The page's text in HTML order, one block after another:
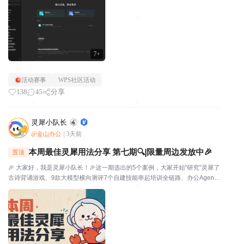
7+
视。⭐关于WPS社区WPS社区（bbs.wps....
活动赛事 WPS社区活动
138 45 分享
灵犀小队长
@金山办公 3天前
置顶 本周最佳灵犀用法分享 第七期🔍|限量周边发放中🎉
🎉 大家好，我是灵犀小队长！🎉这一期选出的5个案例，大家开始"研究"灵犀了
古诗背诵游戏、9款大模型横向测评7个自建技能串起培训全链路、办公Agent
同台对比甚至灵犀还能杀毒查木马一起来看看这一期的硬核实践——👤墨云轩
一句话让灵犀自由发挥，给儿子做了个古诗背...